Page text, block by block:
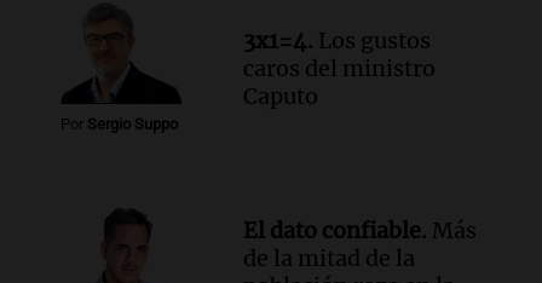
Por Sergio Suppo
3x1=4. Los gustos
caros del ministro
Caputo
El dato confiable. Más
de la mitad de la